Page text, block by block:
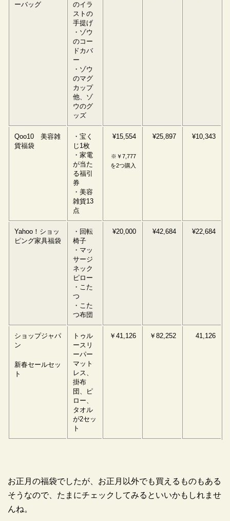
ーバッグ
のイラ
ストの
手提げ
・ゾウ
のコー
ドカバ
ー
・ゾウ
のマグ
カップ
他、ゾ
ウのグ
ッズ
Qoo10 美容雑
貨福袋
・宝く
じ1枚
・家電
が当た
る福引
券
・美容
雑貨13
点
¥15,554
※￥7,777
を2つ購入
¥25,897 ¥10,343
Yahoo！ショッ
ピング家具福袋
・回転
椅子
・マッ
サージ
ネック
ピロー
・こた
つ
・こた
つ布団
¥20,000 ¥42,684 ¥22,684
ショップジャパ
ン
新春セールセッ
ト
トゥル
ースリ
ーパー
マット
レス、
掛布
団、ピ
ロー、
タオル
が2セッ
ト
￥41,126 ￥82,252 41,126
お正月の福袋でしたが、お正月以外でも買えるものもある
そうなので、たまにチェックしてみるといいかもしれませ
んね。